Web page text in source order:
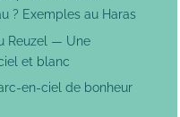
? Exemples au Haras
Reuzel — Une
et blanc
en-ciel de bonheur